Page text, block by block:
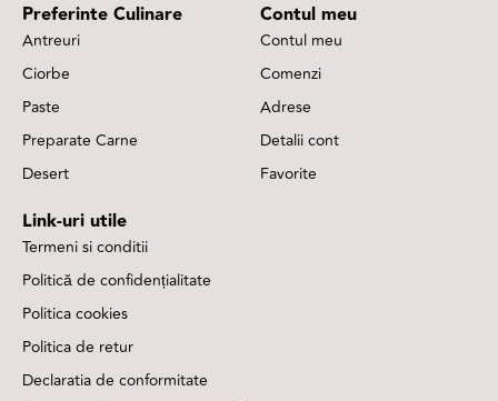
Preferinte Culinare
Antreuri
Ciorbe
Paste
Preparate Carne
Desert
Contul meu
Contul meu
Comenzi
Adrese
Detalii cont
Favorite
Link-uri utile
Termeni si conditii
Politică de confidențialitate
Politica cookies
Politica de retur
Declaratia de conformitate